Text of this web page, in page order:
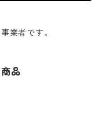
業者です。
品